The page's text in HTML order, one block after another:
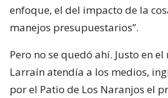
enfoque, el del impacto de la
manejos presupuestarios”.
Pero no se quedó ahí. Justo en
Larraín atendía a los medios,
por el Patio de Los Naranjos el